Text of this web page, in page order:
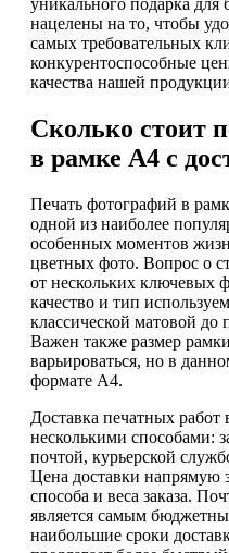
уникального подарка для
нацелены на то, чтобы
самых требовательных
конкурентоспособные
качества нашей
Сколько стоит
в рамке А4 с
Печать фотографий в
одной из наиболее
особенных моментов
цветных фото. Вопрос о
от нескольких ключевых
качество и тип
классической матовой до
Важен также размер
варьироваться, но в
формате А4.
Доставка печатных работ
несколькими способами:
почтой, курьерской
Цена доставки напрямую
способа и веса заказа.
является самым
наибольшие сроки